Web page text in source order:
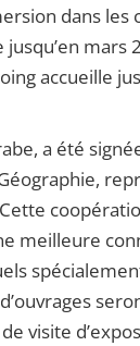
dans les
mars
accueille
a été
meilleure
visite